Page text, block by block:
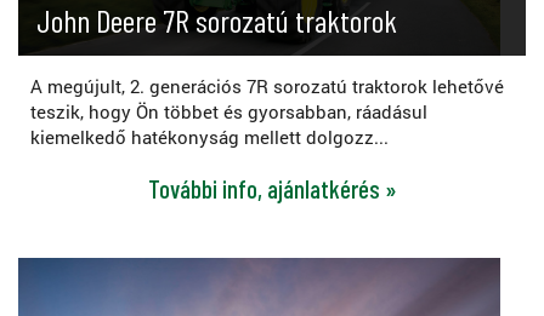
John Deere 7R sorozatú traktorok
A megújult, 2. generációs 7R sorozatú traktorok lehetővé
teszik, hogy Ön többet és gyorsabban, ráadásul
kiemelkedő hatékonyság mellett dolgozz...
További info, ajánlatkérés »